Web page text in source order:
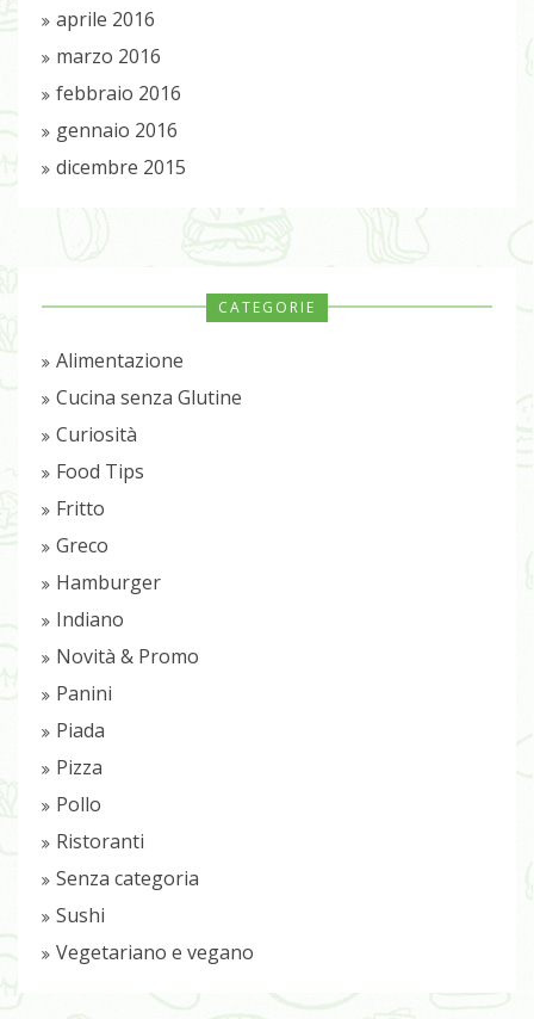
aprile 2016
marzo 2016
febbraio 2016
gennaio 2016
dicembre 2015
CATEGORIE
Alimentazione
Cucina senza Glutine
Curiosità
Food Tips
Fritto
Greco
Hamburger
Indiano
Novità & Promo
Panini
Piada
Pizza
Pollo
Ristoranti
Senza categoria
Sushi
Vegetariano e vegano